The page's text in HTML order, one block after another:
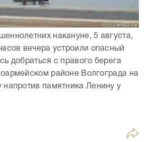
накануне, 5 августа,
вечера устроили опасный
добраться с правого берега
районе Волгограда на
напротив памятника Ленину у